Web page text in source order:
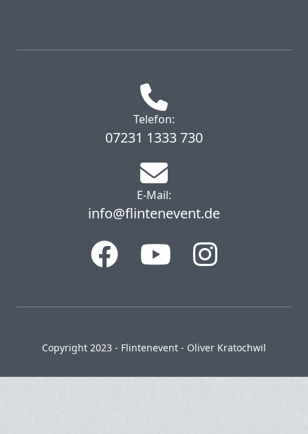
Telefon:
07231 1333 730
E-Mail:
info@flintenevent.de
Copyright 2023 - Flintenevent - Oliver Kratochwil